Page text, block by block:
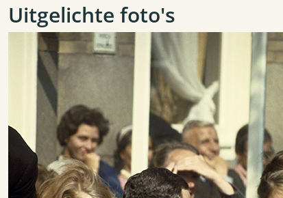
Uitgelichte foto's